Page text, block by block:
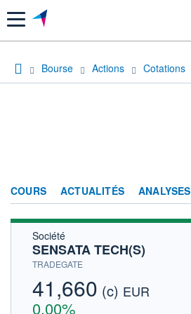
Menu
Bourse Actions Cotations
COURS ACTUALITÉS ANALYSES
Société
SENSATA TECH(S)
TRADEGATE
41,660 (c) EUR
0,00%